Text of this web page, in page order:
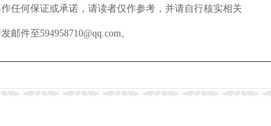
任何保证或承诺，请读者仅作参考，并请自行核实相关
件至594958710@qq.com。